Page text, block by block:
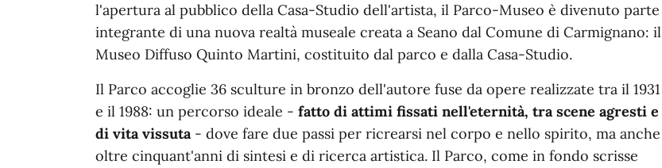
l'apertura al pubblico della Casa-Studio dell'artista, il Parco-Museo è divenuto parte
integrante di una nuova realtà museale creata a Seano dal Comune di Carmignano: il
Museo Diffuso Quinto Martini, costituito dal parco e dalla Casa-Studio.
Il Parco accoglie 36 sculture in bronzo dell'autore fuse da opere realizzate tra il 1931
e il 1988: un percorso ideale - fatto di attimi fissati nell'eternità, tra scene agresti e
di vita vissuta- dove fare due passi per ricrearsi nel corpo e nello spirito, ma anche
oltre cinquant'anni di sintesi e di ricerca artistica. Il Parco, come in fondo scrisse